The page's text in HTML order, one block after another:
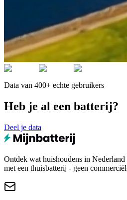
Data van 400+ echte gebruikers
Heb je al een batterij?
Deel je data
Ontdek wat huishoudens in Nederland
met een thuisbatterij - geen